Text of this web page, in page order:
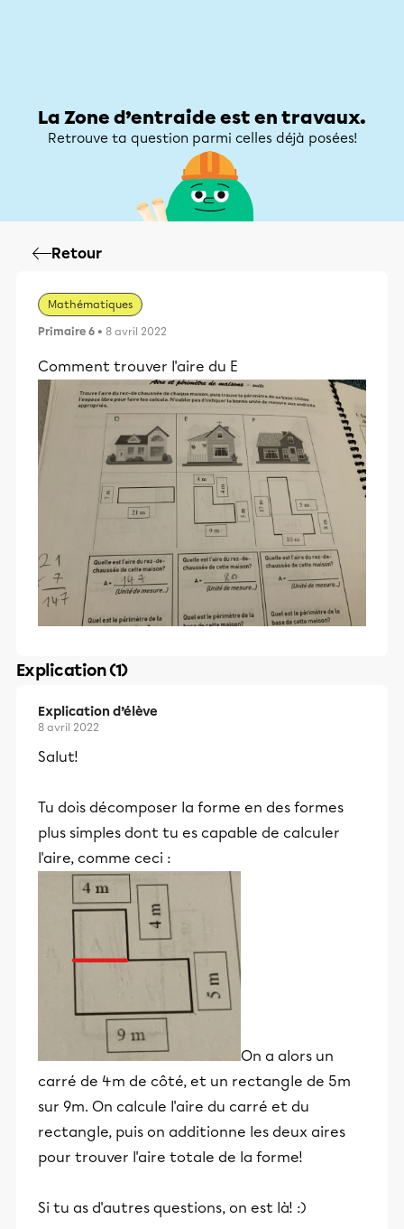
La Zone d’entraide est en travaux.
Retrouve ta question parmi celles déjà posées!
Retour
Mathématiques
Primaire 6 • 8 avril 2022
Comment trouver l'aire du E
Explication (1)
Explication d’élève
8 avril 2022
Salut!
Tu dois décomposer la forme en des formes
plus simples dont tu es capable de calculer
l'aire, comme ceci :
On a alors un
carré de 4m de côté, et un rectangle de 5m
sur 9m. On calcule l'aire du carré et du
rectangle, puis on additionne les deux aires
pour trouver l'aire totale de la forme!
Si tu as d'autres questions, on est là! :)